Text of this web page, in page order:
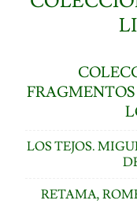
LOS TEJOS.
RETAMA,